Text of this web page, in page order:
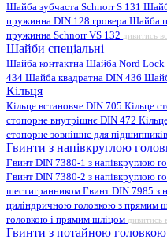
Шайба зубчаста Schnorr S 131
пружинна DIN 128 гровера Шайба
пружинна Schnorr VS 132 дивитись
Шайби спеціальні
Шайба контактна Шайба Nord Lock
434 Шайба квадратна DIN 436
Кільця
Кільце встановче DIN 705 Кільце
стопорне внутрішнє DIN 472
стопорне зовнішнє для
Гвинти з напівкруглою
Гвинт DIN 7380-1 з напівкруглою
Гвинт DIN 7380-2 з напівкруглою
шестигранником Гвинт DIN 7985 з
циліндричною головкою з прямим
головкою і прямим шліцом дивитись
Гвинти з потайною головкою